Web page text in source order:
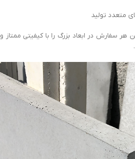
متعدد تولید
هر سفارش در ابعاد بزرگ را با کیفیتی ممتاز و